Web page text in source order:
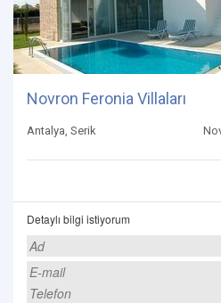
Novron Feronia Villaları
Antalya, Serik
Detaylı bilgi istiyorum